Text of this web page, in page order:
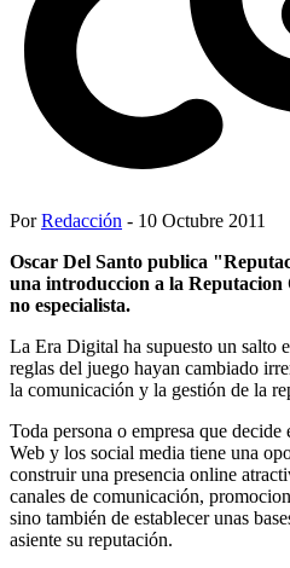
PorRedacción - 10 Octubre 2011
Oscar Del Santo publica
una introduccion a la
no especialista.
La Era Digital ha supuesto un salto
reglas del juego hayan cambiado
la comunicación y la gestión de la
Toda persona o empresa que
Web y los social media tiene una
construir una presencia online
canales de comunicación,
sino también de establecer unas
asiente su reputación.